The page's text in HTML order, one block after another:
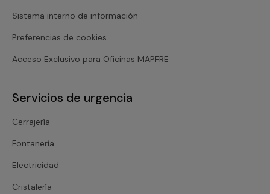
Sistema interno de información
Preferencias de cookies
Acceso Exclusivo para Oficinas MAPFRE
Servicios de urgencia
Cerrajería
Fontanería
Electricidad
Cristalería